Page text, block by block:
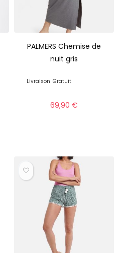
PALMERS Chemise de
nuit gris
Livraison Gratuit
69,90 €